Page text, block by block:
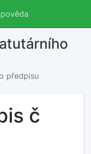
předpisu
č